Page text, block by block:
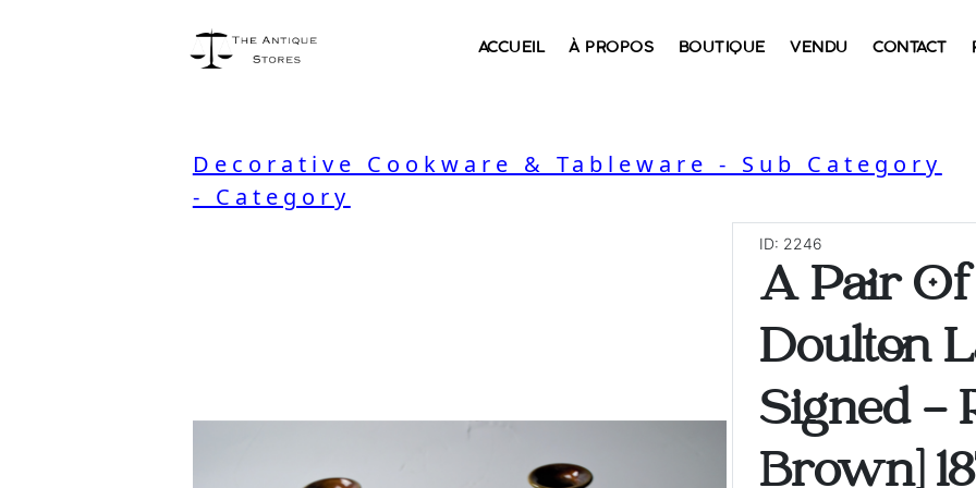
ACCUEIL À PROPOS BOUTIQUE VENDU CONTACT
Decorative Cookware & Tableware - Sub Category
- Category
ID: 2246
A Pair
Doulton
Signed -
Brown]